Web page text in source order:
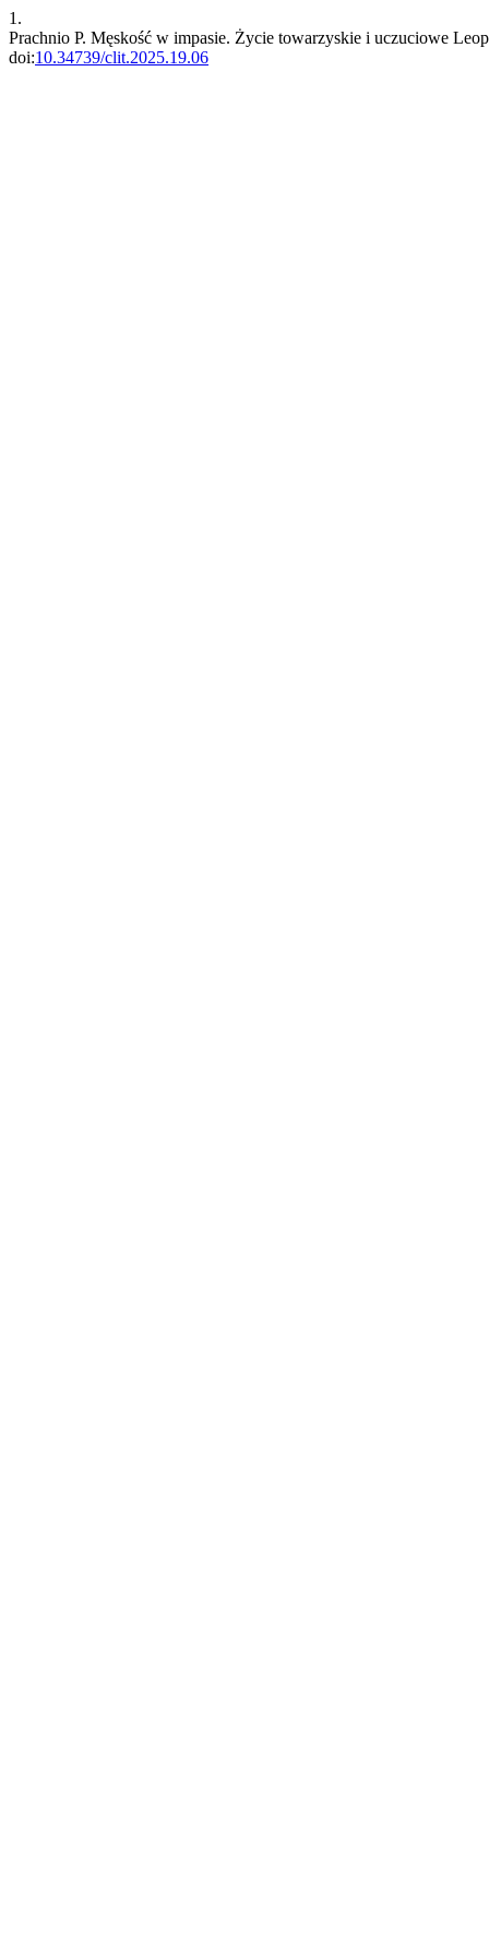
1.
Prachnio P. Męskość w impasie. Życie towarzyskie i uczuciowe
doi:10.34739/clit.2025.19.06